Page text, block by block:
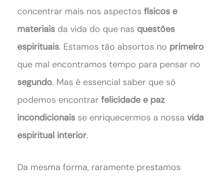
concentrar mais nos aspectos físicos e
materiais da vida do que nas questões
espirituais. Estamos tão absortos no primeiro
que mal encontramos tempo para pensar no
segundo. Mas é essencial saber que só
podemos encontrar felicidade e paz
incondicionais se enriquecermos a nossa vida
espiritual interior.
Da mesma forma, raramente prestamos